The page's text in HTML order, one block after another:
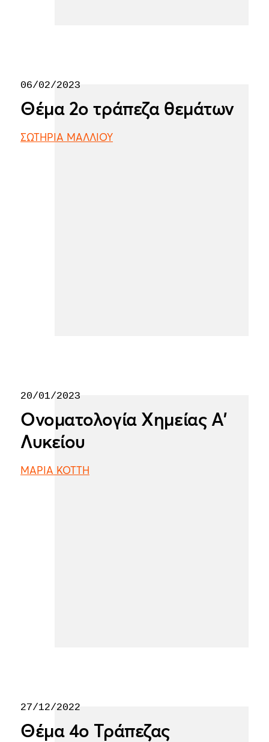
06/02/2023
Θέμα 2ο τράπεζα θεμάτων
ΣΩΤΗΡΙΑ ΜΑΛΛΙΟΥ
20/01/2023
Ονοματολογία Χημείας Α'
Λυκείου
ΜΑΡΙΑ ΚΟΤΤΗ
27/12/2022
Θέμα 4ο Τράπεζας